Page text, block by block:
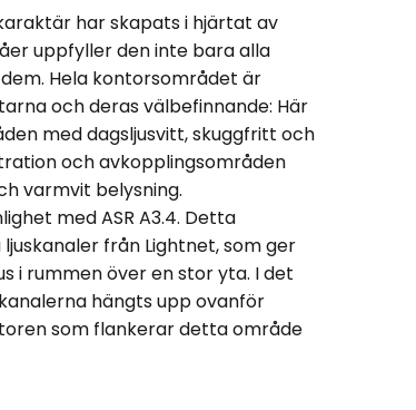
har skapats i hjärtat av
uppfyller den inte bara alla
Hela kontorsområdet är
och deras välbefinnande: Här
med dagsljusvitt, skuggfritt och
och avkopplingsområden
varmvit belysning.
med ASR A3.4. Detta
från Lightnet, som ger
i rummen över en stor yta. I det
hängts upp ovanför
som flankerar detta område